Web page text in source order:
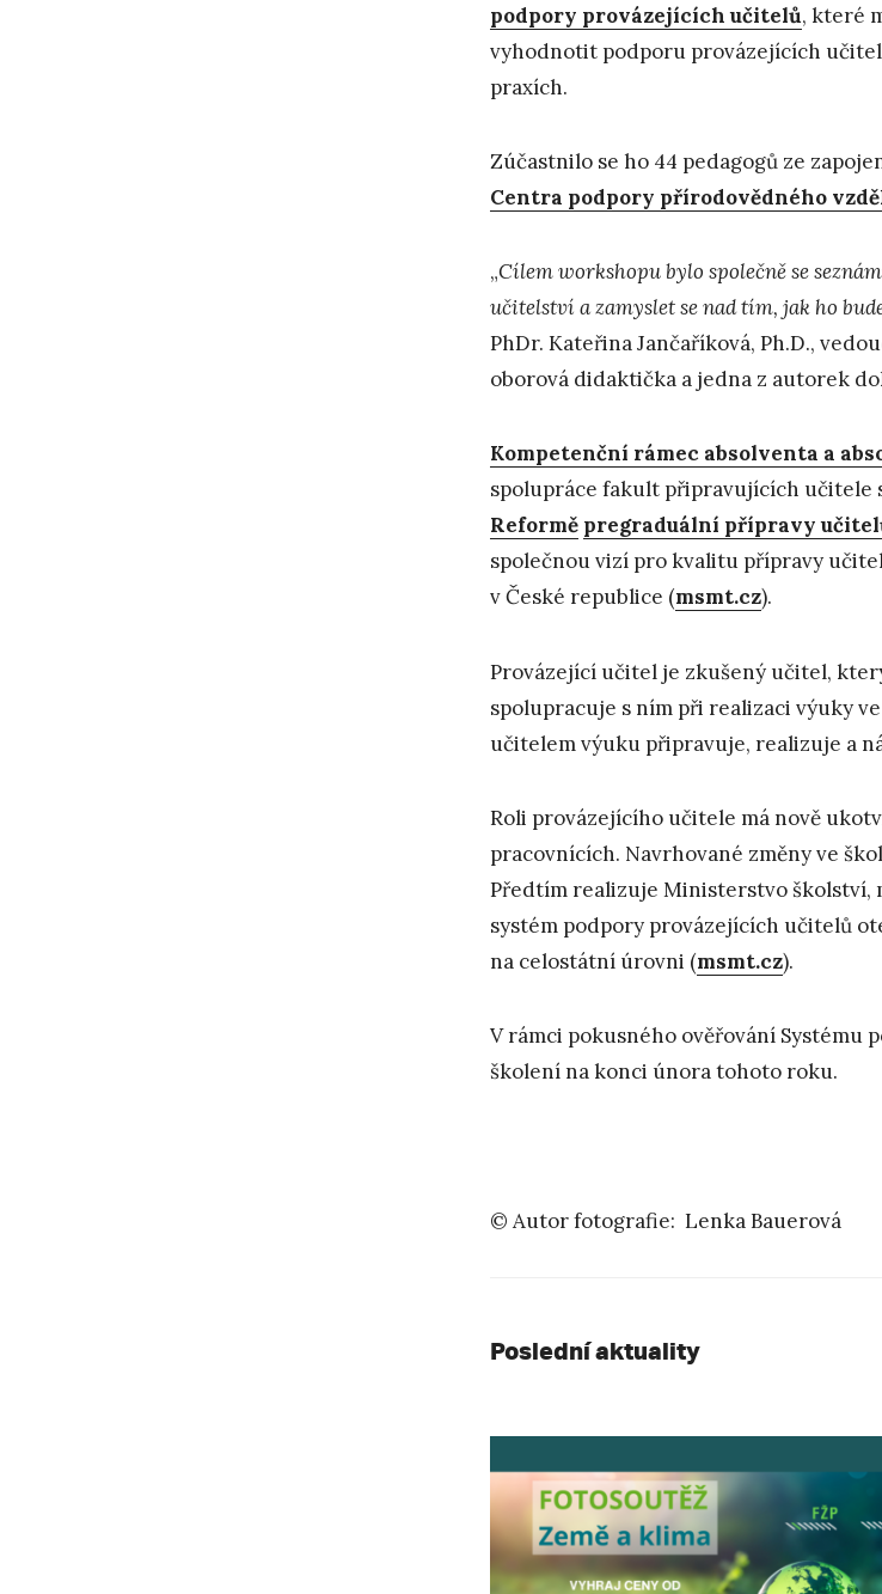
podpory provázejících učitelů, které
vyhodnotit podporu provázejících
praxích.
Zúčastnilo se ho 44 pedagogů ze
Centra podpory přírodovědného
„Cílem workshopu bylo společně se
učitelství a zamyslet se nad tím, jak ho
PhDr. Kateřina Jančaříková, Ph.D.,
oborová didaktička a jedna z autorek
Kompetenční rámec absolventa a
spolupráce fakult připravujících učitele
Reformě pregraduální přípravy
společnou vizí pro kvalitu přípravy
v České republice (msmt.cz).
Provázející učitel je zkušený učitel,
spolupracuje s ním při realizaci výuky
učitelem výuku připravuje, realizuje a
Roli provázejícího učitele má nově
pracovnících. Navrhované změny ve
Předtím realizuje Ministerstvo školství,
systém podpory provázejících učitelů
na celostátní úrovni (msmt.cz).
V rámci pokusného ověřování Systému
školení na konci února tohoto roku.
© Autor fotografie: Lenka Bauerová
Poslední aktuality